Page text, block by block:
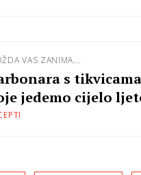
VAS ZANIMA...
s
jedemo cijelo